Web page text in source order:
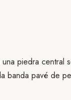
piedra central
banda pavé de